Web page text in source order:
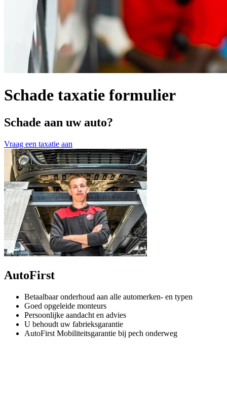
Schade taxatie formulier
Schade aan uw auto?
Vraag een taxatie aan
AutoFirst
Betaalbaar onderhoud aan alle automerken- en typen
Goed opgeleide monteurs
Persoonlijke aandacht en advies
U behoudt uw fabrieksgarantie
AutoFirst Mobiliteitsgarantie bij pech onderweg